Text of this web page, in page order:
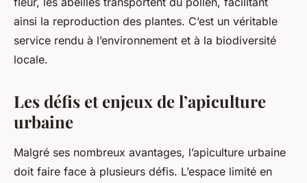
ainsi la reproduction des plantes. C’est un véritable
service rendu à l’environnement et à la biodiversité
locale.
Les défis et enjeux de l’apiculture
urbaine
Malgré ses nombreux avantages, l’apiculture urbaine
doit faire face à plusieurs défis. L’espace limité en